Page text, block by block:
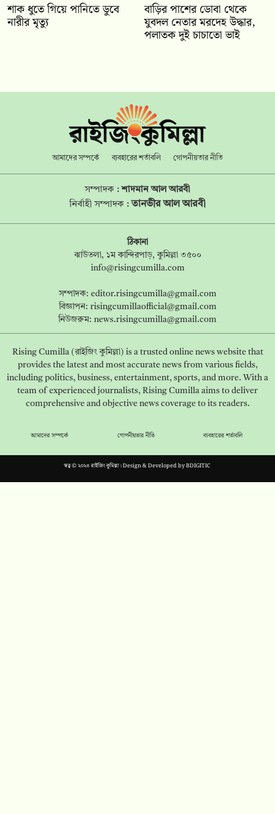
শাক ধুতে গিয়ে পানিতে ডুবে
নারীর মৃত্যু
বাড়ির পাশের ডোবা থেকে
যুবদল নেতার মরদেহ উদ্ধার,
পলাতক দুই চাচাতো ভাই
আমাদের সম্পর্কে ব্যবহারের শর্তাবলি গোপনীয়তার নীতি
সম্পাদক :শাদমান আল আরবী
নির্বাহী সম্পাদক : তানভীর আল আরবী
ঠিকানা
ঝাউতলা, ১ম কান্দিরপাড়, কুমিল্লা ৩৫০০
info@risingcumilla.com
সম্পাদক: editor.risingcumilla@gmail.com
বিজ্ঞাপন: risingcumillaofficial@gmail.com
নিউজরুম: news.risingcumilla@gmail.com
Rising Cumilla (রাইজিং কুমিল্লা) is a trusted online news website that
provides the latest and most accurate news from various fields,
including politics, business, entertainment, sports, and more. With a
team of experienced journalists, Rising Cumilla aims to deliver
comprehensive and objective news coverage to its readers.
আমাদের সম্পর্কে গোপনীয়তার নীতি ব্যবহারের শর্তাবলি
স্বত্ব © ২০২৩ রাইজিং কুমিল্লা। Design & Developed byBDIGITIC